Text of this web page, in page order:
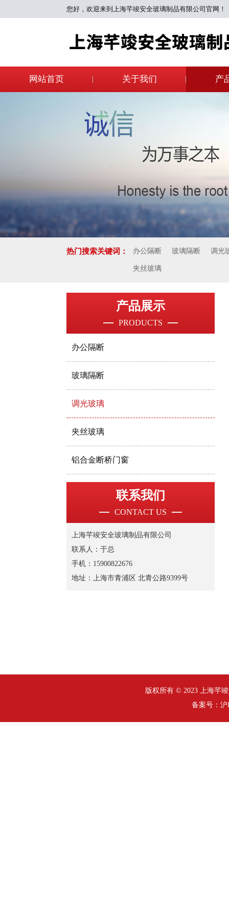
您好，欢迎来到上海芊竣安全玻璃制品有限公司官网！
网站首页 关于我们 产
热门搜索关键词： 办公隔断 玻璃隔断 调光
夹丝玻璃
产品展示
PRODUCTS
办公隔断
玻璃隔断
调光玻璃
夹丝玻璃
铝合金断桥门窗
联系我们
CONTACT US
上海芊竣安全玻璃制品有限公司
联系人：于总
手机：15900822676
地址：上海市青浦区 北青公路9399号
版权所有 © 2023 上海芊
备案号： 沪